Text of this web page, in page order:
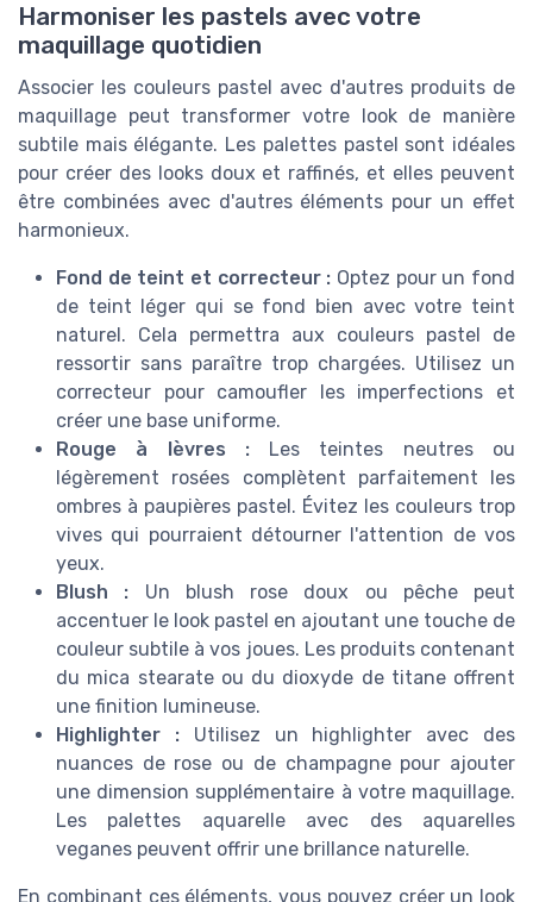
Harmoniser les pastels avec votre
maquillage quotidien
Associer les couleurs pastel avec d'autres produits de
maquillage peut transformer votre look de manière
subtile mais élégante. Les palettes pastel sont idéales
pour créer des looks doux et raffinés, et elles peuvent
être combinées avec d'autres éléments pour un effet
harmonieux.
Fond de teint et correcteur : Optez pour un fond
de teint léger qui se fond bien avec votre teint
naturel. Cela permettra aux couleurs pastel de
ressortir sans paraître trop chargées. Utilisez un
correcteur pour camoufler les imperfections et
créer une base uniforme.
Rouge à lèvres :Les teintes neutres ou
légèrement rosées complètent parfaitement les
ombres à paupières pastel. Évitez les couleurs trop
vives qui pourraient détourner l'attention de vos
yeux.
Blush : Un blush rose doux ou pêche peut
accentuer le look pastel en ajoutant une touche de
couleur subtile à vos joues. Les produits contenant
du mica stearate ou du dioxyde de titane offrent
une finition lumineuse.
Highlighter :Utilisez un highlighter avec des
nuances de rose ou de champagne pour ajouter
une dimension supplémentaire à votre maquillage.
Les palettes aquarelle avec des aquarelles
veganes peuvent offrir une brillance naturelle.
En combinant ces éléments, vous pouvez créer un look